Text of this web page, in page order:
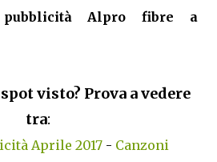
pubblicità Alpro fibre a
visto? Prova a vedere
tra:
Aprile 2017 - Canzoni